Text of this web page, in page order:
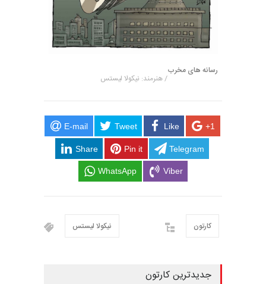
رسانه های مخرب
/ هنرمند: نیکولا لیستس
E-mail Tweet Like +1
Share Pin it Telegram
WhatsApp Viber
نیکولا لیستس کارتون
جدیدترین کارتون